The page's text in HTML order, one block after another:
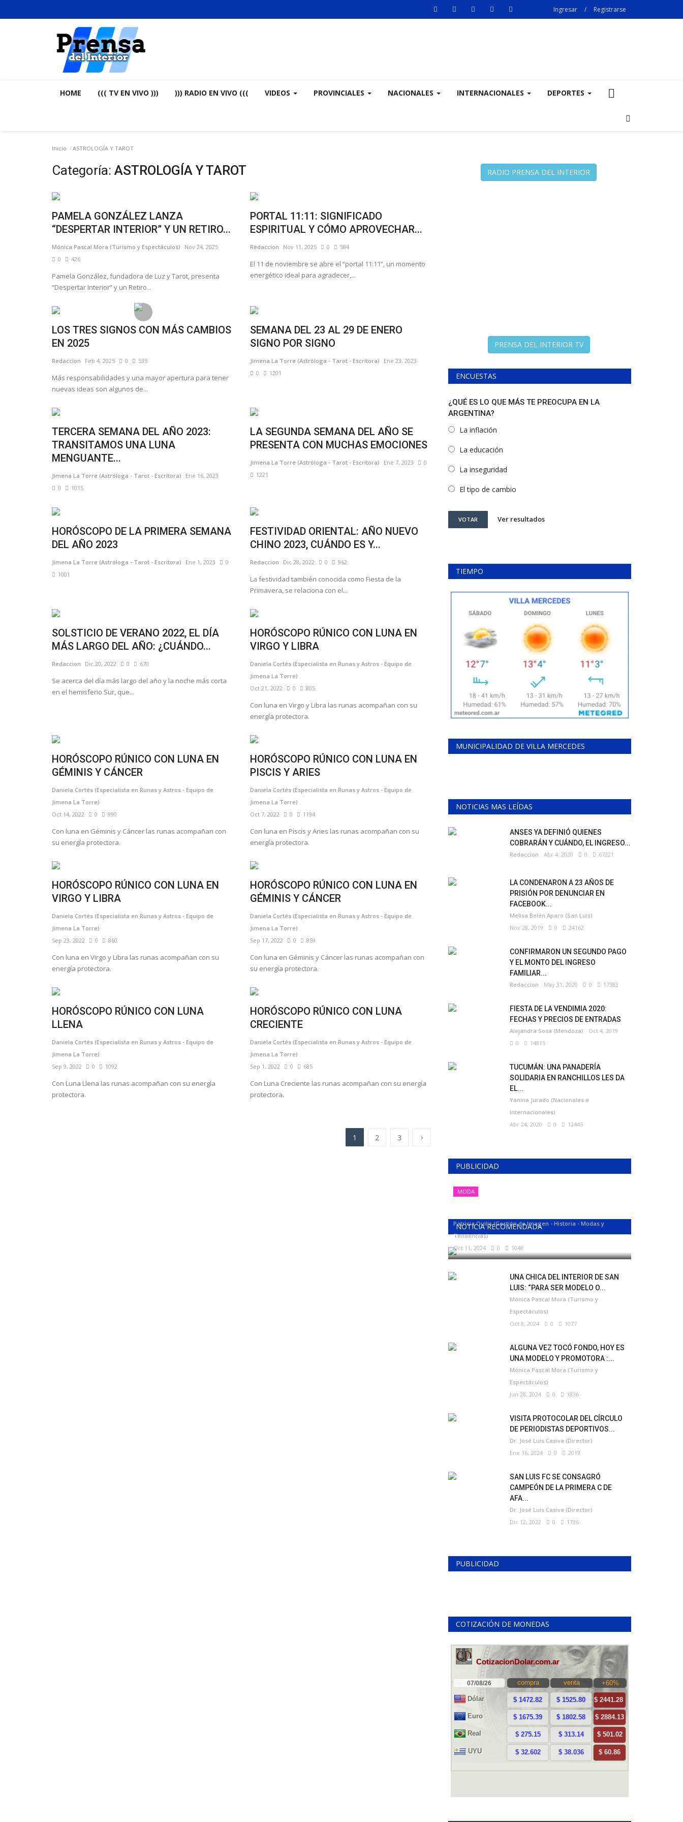
Ingresar / Registrarse
HOME ((( TV EN VIVO ))) ))) RADIO EN VIVO ((( VIDEOS PROVINCIALES NACIONALES INTERNACIONALES DEPORTES
Inicio ASTROLOGÍA Y TAROT
Categoría: ASTROLOGÍA Y TAROT
PAMELA GONZÁLEZ LANZA
“DESPERTAR INTERIOR” Y UN RETIRO...
Mónica Pascal Mora (Turismo y Espectáculos)
Nov 24, 2025
0
426
Pamela González, fundadora de Luz y Tarot, presenta
“Despertar Interior” y un Retiro...
PORTAL 11:11: SIGNIFICADO
ESPIRITUAL Y CÓMO APROVECHAR...
Redaccion Nov 11, 2025 0 584
El 11 de noviembre se abre el “portal 11:11”, un momento
energético ideal para agradecer,...
LOS TRES SIGNOS CON MÁS CAMBIOS
EN 2025
Redaccion Feb 4, 2025 0 535
Más responsabilidades y una mayor apertura para tener
nuevas ideas son algunos de...
SEMANA DEL 23 AL 29 DE ENERO
SIGNO POR SIGNO
Jimena La Torre (Astróloga - Tarot - Escritora)
Ene 23, 2023
0
1201
TERCERA SEMANA DEL AÑO 2023:
TRANSITAMOS UNA LUNA
MENGUANTE...
Jimena La Torre (Astróloga - Tarot - Escritora)
Ene 16, 2023
0
1015
LA SEGUNDA SEMANA DEL AÑO SE
PRESENTA CON MUCHAS EMOCIONES
Jimena La Torre (Astróloga - Tarot - Escritora) Ene 7, 2023
0
1221
HORÓSCOPO DE LA PRIMERA SEMANA
DEL AÑO 2023
Jimena La Torre (Astróloga - Tarot - Escritora) Ene 1, 2023
0
1001
FESTIVIDAD ORIENTAL: AÑO NUEVO
CHINO 2023, CUÁNDO ES Y...
Redaccion Dic 28, 2022 0 962
La festividad también conocida como Fiesta de la
Primavera, se relaciona con el...
SOLSTICIO DE VERANO 2022, EL DÍA
MÁS LARGO DEL AÑO: ¿CUÁNDO...
Redaccion Dic 20, 2022 0 670
Se acerca del día más largo del año y la noche más corta
en el hemisferio Sur, que...
HORÓSCOPO RÚNICO CON LUNA EN
VIRGO Y LIBRA
Daniela Cortés (Especialista en Runas y Astros - Equipo de
Jimena La Torre)
Oct 21, 2022
0 805
Con luna en Virgo y Libra las runas acompañan con su
energía protectora.
HORÓSCOPO RÚNICO CON LUNA EN
GÉMINIS Y CÁNCER
Daniela Cortés (Especialista en Runas y Astros - Equipo de
Jimena La Torre)
Oct 14, 2022
0 990
Con luna en Géminis y Cáncer las runas acompañan con
su energía protectora.
HORÓSCOPO RÚNICO CON LUNA EN
PISCIS Y ARIES
Daniela Cortés (Especialista en Runas y Astros - Equipo de
Jimena La Torre)
Oct 7, 2022
0 1194
Con luna en Piscis y Aries las runas acompañan con su
energía protectora.
HORÓSCOPO RÚNICO CON LUNA EN
VIRGO Y LIBRA
Daniela Cortés (Especialista en Runas y Astros - Equipo de
Jimena La Torre)
Sep 23, 2022
0 860
Con luna en Virgo y Libra las runas acompañan con su
energía protectora.
HORÓSCOPO RÚNICO CON LUNA EN
GÉMINIS Y CÁNCER
Daniela Cortés (Especialista en Runas y Astros - Equipo de
Jimena La Torre)
Sep 17, 2022
0 859
Con luna en Géminis y Cáncer las runas acompañan con
su energía protectora.
HORÓSCOPO RÚNICO CON LUNA
LLENA
Daniela Cortés (Especialista en Runas y Astros - Equipo de
Jimena La Torre)
Sep 9, 2022
0 1092
Con Luna Llena las runas acompañan con su energía
protectora.
HORÓSCOPO RÚNICO CON LUNA
CRECIENTE
Daniela Cortés (Especialista en Runas y Astros - Equipo de
Jimena La Torre)
Sep 1, 2022
0 685
Con Luna Creciente las runas acompañan con su energía
protectora.
1 2 3 ›
RADIO PRENSA DEL INTERIOR
PRENSA DEL INTERIOR TV
ENCUESTAS
¿QUÉ ES LO QUE MÁS TE PREOCUPA EN LA
ARGENTINA?
La inflación
La educación
La inseguridad
El tipo de cambio
VOTAR Ver resultados
TIEMPO
MUNICIPALIDAD DE VILLA MERCEDES
NOTICIAS MAS LEÍDAS
ANSES YA DEFINIÓ QUIENES
COBRARÁN Y CUÁNDO, EL INGRESO...
Redaccion Abr 4, 2020 0 67221
LA CONDENARON A 23 AÑOS DE
PRISIÓN POR DENUNCIAR EN
FACEBOOK...
Melisa Belén Aparo (San Luis)
Nov 28, 2019
0 24162
CONFIRMARON UN SEGUNDO PAGO
Y EL MONTO DEL INGRESO
FAMILIAR...
Redaccion May 31, 2020 0 17383
FIESTA DE LA VENDIMIA 2020:
FECHAS Y PRECIOS DE ENTRADAS
Alejandra Sosa (Mendoza)
Oct 4, 2019
0
14815
TUCUMÁN: UNA PANADERÍA
SOLIDARIA EN RANCHILLOS LES DA
EL...
Yanina Jurado (Nacionales e
Internacionales)
Abr 24, 2020
0 12445
PUBLICIDAD
NOTICIA RECOMENDADA
MODA
Patricia Quilis (Gestión de Imagen - Historia - Modas y
Tendencias)
Oct 11, 2024
0 1048
UNA CHICA DEL INTERIOR DE SAN
LUIS: “PARA SER MODELO O...
Mónica Pascal Mora (Turismo y
Espectáculos)
Oct 8, 2024
0 1077
ALGUNA VEZ TOCÓ FONDO, HOY ES
UNA MODELO Y PROMOTORA :...
Mónica Pascal Mora (Turismo y
Espectáculos)
Jun 28, 2024
0 1836
VISITA PROTOCOLAR DEL CÍRCULO
DE PERIODISTAS DEPORTIVOS...
Dr. José Luis Casiva (Director)
Ene 16, 2024
0 2019
SAN LUIS FC SE CONSAGRÓ
CAMPEÓN DE LA PRIMERA C DE
AFA...
Dr. José Luis Casiva (Director)
Dic 12, 2022
0 1736
PUBLICIDAD
COTIZACIÓN DE MONEDAS